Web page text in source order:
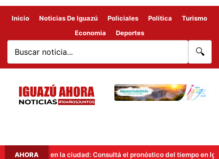
Inicio Noticias De Iguazú Policiales Politica
Turismo
Economia
Deportes
🔍
AHORA
en la ciudad: Consultá el pronóstico del tiempo en Iguazú